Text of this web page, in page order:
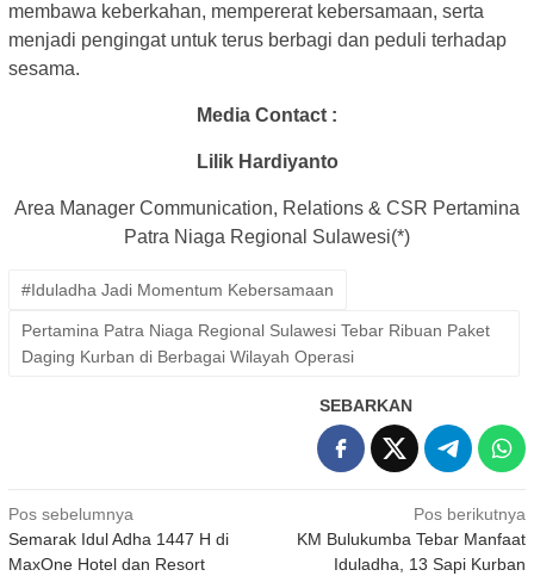
membawa keberkahan, mempererat kebersamaan, serta
menjadi pengingat untuk terus berbagi dan peduli terhadap
sesama.
Media Contact :
Lilik Hardiyanto
Area Manager Communication, Relations & CSR Pertamina
Patra Niaga Regional Sulawesi(*)
#Iduladha Jadi Momentum Kebersamaan
Pertamina Patra Niaga Regional Sulawesi Tebar Ribuan Paket
Daging Kurban di Berbagai Wilayah Operasi
SEBARKAN
Navigasi
pos
Pos sebelumnya
Semarak Idul Adha 1447 H di
MaxOne Hotel dan Resort
Pos berikutnya
KM Bulukumba Tebar Manfaat
Iduladha, 13 Sapi Kurban